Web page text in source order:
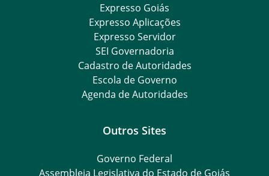
Expresso Goiás
Expresso Aplicações
Expresso Servidor
SEI Governadoria
Cadastro de Autoridades
Escola de Governo
Agenda de Autoridades
Outros Sites
Governo Federal
Assembleia Legislativa do Estado de Goiás